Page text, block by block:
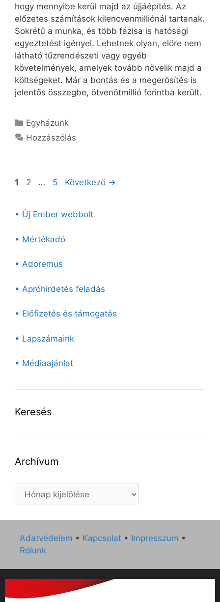
hogy mennyibe kerül majd az újjáépítés. Az
előzetes számítások kilencvenmilliónál tartanak.
Sokrétű a munka, és több fázisa is hatósági
egyeztetést igényel. Lehetnek olyan, előre nem
látható tűzrendészeti vagy egyéb
követelmények, amelyek tovább növelik majd a
költségeket. Már a bontás és a megerősítés is
jelentős összegbe, ötvenötmillió forintba került.
Kategória
Egyházunk
Hozzászólás
Oldal
1 Oldal
2 … Oldal
5 Következő →
• Új Ember webbolt
• Mértékadó
• Adoremus
• Apróhirdetés feladás
• Előfizetés és támogatás
• Lapszámaink
• Médiaajánlat
Keresés
Archívum
Archívum
Adatvédelem • Kapcsolat • Impresszum •
Rólunk